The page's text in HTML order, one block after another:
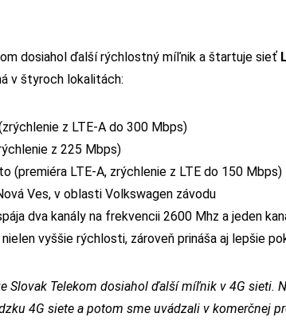
dosiahol ďalší rýchlostný míľnik a štartuje sieť
v štyroch lokalitách:
z LTE-A do 300 Mbps)
z 225 Mbps)
(premiéra LTE-A, zrýchlenie z LTE do 150 Mbps)
Ves, v oblasti Volkswagen závodu
dva kanály na frekvencii 2600 Mhz a jeden
nielen vyššie rýchlosti, zároveň prináša aj lepšie
Slovak Telekom dosiahol ďalší míľnik v 4G sieti.
4G siete a potom sme uvádzali v komerčnej